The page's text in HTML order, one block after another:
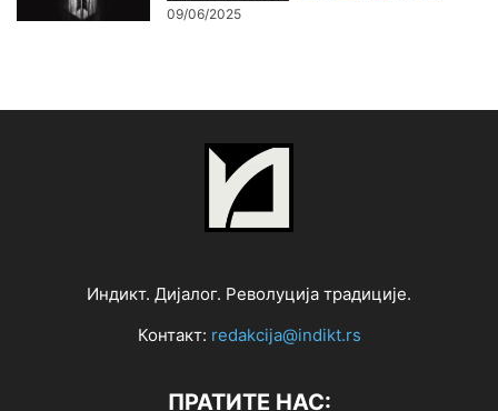
09/06/2025
Индикт. Дијалог. Револуција традиције.
Контакт: redakcija@indikt.rs
ПРАТИТЕ НАС: